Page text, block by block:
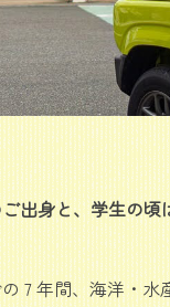
出身と、学生の
7 年間、海洋・